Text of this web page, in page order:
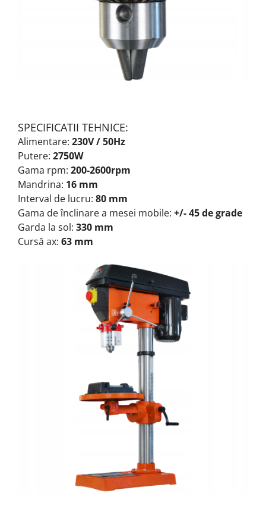
SPECIFICATII TEHNICE:
Alimentare: 230V / 50Hz
Putere: 2750W
Gama rpm: 200-2600rpm
Mandrina: 16 mm
Interval de lucru: 80 mm
Gama de înclinare a mesei mobile: +/- 45 de grade
Garda la sol: 330 mm
Cursă ax: 63 mm